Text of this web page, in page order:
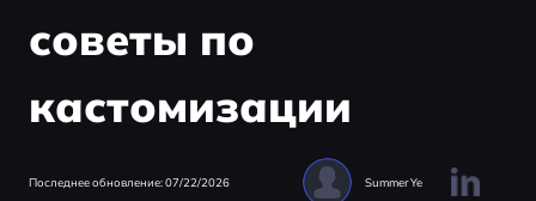
советы по
кастомизации
Последнее обновление: 07/22/2026 Summer Ye